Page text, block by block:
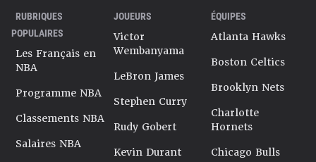
RUBRIQUES
POPULAIRES
Les Français en
NBA
Programme NBA
Classements NBA
Salaires NBA
JOUEURS
Victor
Wembanyama
LeBron James
Stephen Curry
Rudy Gobert
Kevin Durant
ÉQUIPES
Atlanta Hawks
Boston Celtics
Brooklyn Nets
Charlotte
Hornets
Chicago Bulls